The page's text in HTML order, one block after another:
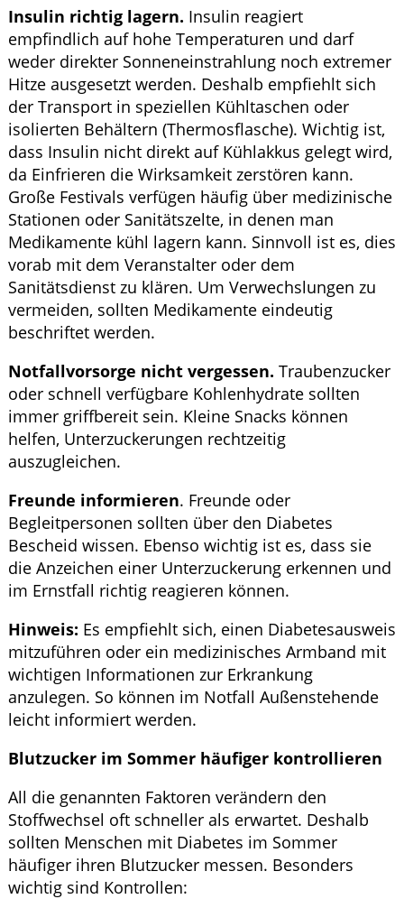
Insulin richtig lagern. Insulin reagiert
empfindlich auf hohe Temperaturen und darf
weder direkter Sonneneinstrahlung noch extremer
Hitze ausgesetzt werden. Deshalb empfiehlt sich
der Transport in speziellen Kühltaschen oder
isolierten Behältern (Thermosflasche). Wichtig ist,
dass Insulin nicht direkt auf Kühlakkus gelegt wird,
da Einfrieren die Wirksamkeit zerstören kann.
Große Festivals verfügen häufig über medizinische
Stationen oder Sanitätszelte, in denen man
Medikamente kühl lagern kann. Sinnvoll ist es, dies
vorab mit dem Veranstalter oder dem
Sanitätsdienst zu klären. Um Verwechslungen zu
vermeiden, sollten Medikamente eindeutig
beschriftet werden.
Notfallvorsorge nicht vergessen. Traubenzucker
oder schnell verfügbare Kohlenhydrate sollten
immer griffbereit sein. Kleine Snacks können
helfen, Unterzuckerungen rechtzeitig
auszugleichen.
Freunde informieren. Freunde oder
Begleitpersonen sollten über den Diabetes
Bescheid wissen. Ebenso wichtig ist es, dass sie
die Anzeichen einer Unterzuckerung erkennen und
im Ernstfall richtig reagieren können.
Hinweis: Es empfiehlt sich, einen Diabetesausweis
mitzuführen oder ein medizinisches Armband mit
wichtigen Informationen zur Erkrankung
anzulegen. So können im Notfall Außenstehende
leicht informiert werden.
Blutzucker im Sommer häufiger kontrollieren
All die genannten Faktoren verändern den
Stoffwechsel oft schneller als erwartet. Deshalb
sollten Menschen mit Diabetes im Sommer
häufiger ihren Blutzucker messen. Besonders
wichtig sind Kontrollen: